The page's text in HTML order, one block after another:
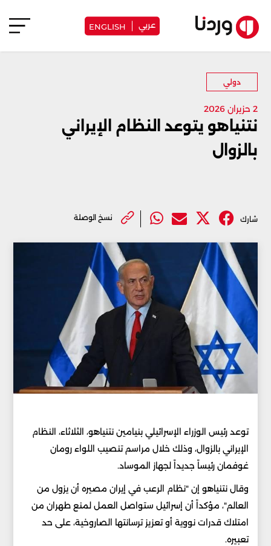
عربي ENGLISH
دولي
2 حزيران 2026
نتنياهو يتوعد النظام الإيراني
بالزوال
شارك نسخ الوصلة
توعد رئيس الوزراء الإسرائيلي بنيامين نتنياهو، الثلاثاء، النظام
الإيراني بالزوال، وذلك خلال مراسم تنصيب اللواء رومان
غوفمان رئيساً جديداً لجهاز الموساد.
وقال نتنياهو إن "نظام الرعب في إيران مصيره أن يزول من
العالم"، مؤكداً أن إسرائيل ستواصل العمل لمنع طهران من
امتلاك قدرات نووية أو تعزيز ترسانتها الصاروخية، على حد
تعبيره.